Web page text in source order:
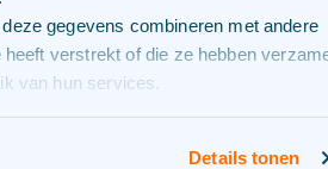
gegevens combineren met andere
heeft verstrekt of die ze hebben
van hun services.
Details tonen
16/07/2026
Fixers: Joost